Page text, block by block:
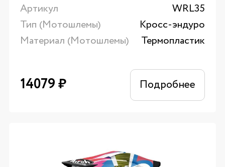
Артикул
WRL35
Тип (Мотошлемы)
Кросс-эндуро
Материал (Мотошлемы)
Термопластик
14079₽ Подробнее